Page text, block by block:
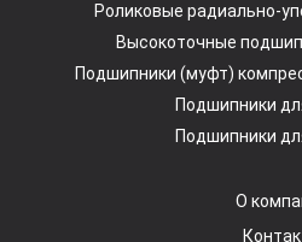
Роликовые радиально-
Высокоточные
Подшипники (муфт)
Подшипники
Подшипники
О